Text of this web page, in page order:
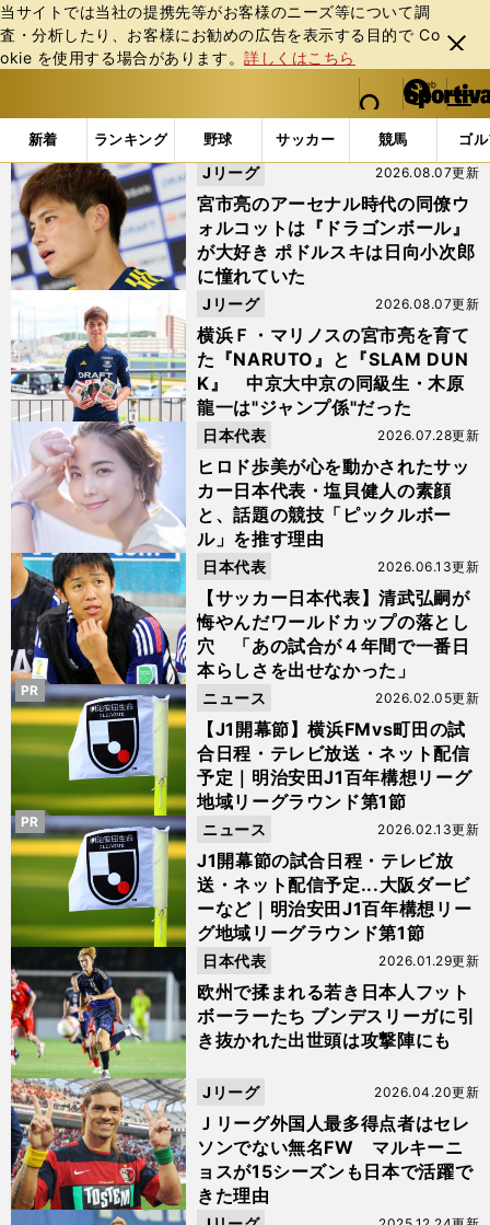
当サイトでは当社の提携先等がお客様のニーズ等について調
査・分析したり、お客様にお勧めの広告を表⽰する⽬的で Co
okie を使⽤する場合があります。詳しくはこちら
閉じ
る
web Sportiva (webスポルティーバ)
検索
マイペ
ー
ジ
メニュ
新着 ランキング 野球 サッカー 競馬 ゴ
b
ス
ポ
ル
テ
ィ
ー
バ
「横浜F・マリノス」の検索結果
宮市亮のアーセナル時代の同僚ウ
ォルコットは『ドラゴンボール』
が大好き ポドルスキは日向小次郎
に憧れていた
2026.08.07更新
Jリーグ
横浜Ｆ・マリノスの宮市亮を育て
た『NARUTO』と『SLAM DUN
K』 中京大中京の同級生・木原
龍一は"ジャンプ係"だった
2026.08.07更新
Jリーグ
ヒロド歩美が心を動かされたサッ
カー日本代表・塩貝健人の素顔
と、話題の競技「ピックルボー
ル」を推す理由
2026.07.28更新
日本代表
【サッカー日本代表】清武弘嗣が
悔やんだワールドカップの落とし
穴 「あの試合が４年間で一番日
本らしさを出せなかった」
2026.06.13更新
日本代表
【J1開幕節】横浜FMvs町田の試
合日程・テレビ放送・ネット配信
予定｜明治安田J1百年構想リーグ
地域リーグラウンド第1節
2026.02.05更新
ニュース
PR
J1開幕節の試合日程・テレビ放
送・ネット配信予定...大阪ダービ
ーなど｜明治安田J1百年構想リー
グ地域リーグラウンド第1節
2026.02.13更新
ニュース
PR
欧州で揉まれる若き日本人フット
ボーラーたち ブンデスリーガに引
き抜かれた出世頭は攻撃陣にも
2026.01.29更新
日本代表
Ｊリーグ外国人最多得点者はセレ
ソンでない無名FW マルキーニ
ョスが15シーズンも日本で活躍で
きた理由
2026.04.20更新
Jリーグ